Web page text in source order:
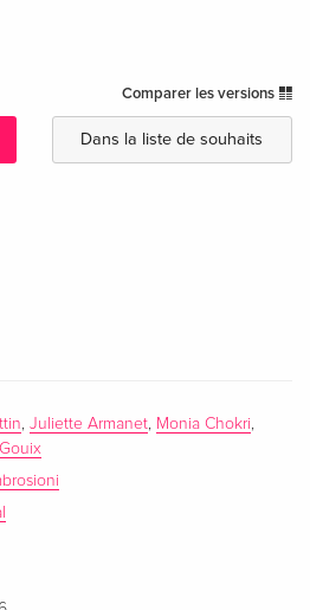
Comparer les versions
Dans la liste de souhaits
,Juliette Armanet, Monia Chokri,